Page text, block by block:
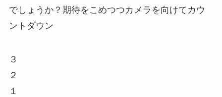
でしょうか？期待をこめつつカメラを向けてカウ
ントダウン
３
２
１